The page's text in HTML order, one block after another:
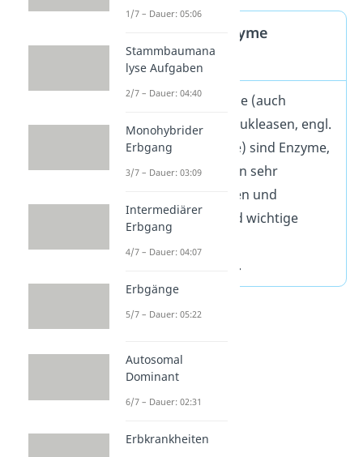
Restriktionsenzyme
Definition
Restriktionsenzyme (auch
Restriktionsendonukleasen, engl.
restriction enzyme) sind Enzyme,
die DNA Sequenzen sehr
spezifisch erkennen und
schneiden. Sie sind wichtige
Molekularbiologie.
1/7 – Dauer: 05:06
Stammbaumana
lyse Aufgaben
2/7 – Dauer: 04:40
Monohybrider
Erbgang
3/7 – Dauer: 03:09
Intermediärer
Erbgang
4/7 – Dauer: 04:07
Erbgänge
5/7 – Dauer: 05:22
Autosomal
Dominant
6/7 – Dauer: 02:31
Erbkrankheiten